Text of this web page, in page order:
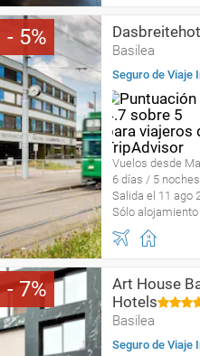
5
Basilea
Seguro de Viaje
Vuelos desde
6 días / 5 noches
Salida el 11 ago
Sólo alojamiento
7
Art House
Hotels
Basilea
Seguro de Viaje